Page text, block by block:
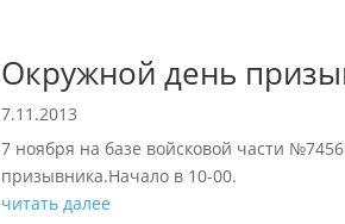
Окружной день
7.11.2013
7 ноября на базе войсковой части
призывника.Начало в 10-00.
читать далее